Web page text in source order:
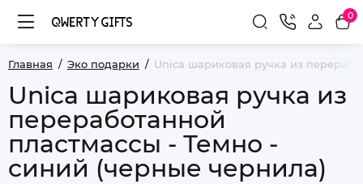
0
Главная Эко подарки Unica шариковая ручка из
Unica шариковая ручка из
переработанной
пластмассы - Темно -
синий (черные чернила)